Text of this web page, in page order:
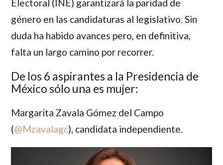
Electoral (INE) garantizará la paridad de
género en las candidaturas al legislativo. Sin
duda ha habido avances pero, en definitiva,
falta un largo camino por recorrer.
De los 6 aspirantes a la Presidencia de
México sólo una es mujer:
Margarita Zavala Gómez del Campo
(@Mzavalagc), candidata independiente.